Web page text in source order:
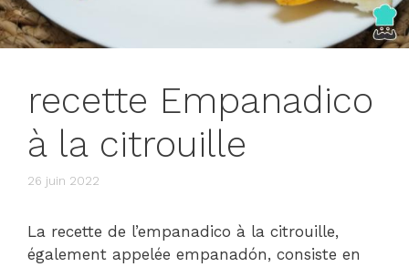
recette Empanadico
à la citrouille
26 juin 2022
La recette de l’empanadico à la citrouille,
également appelée empanadón, consiste en